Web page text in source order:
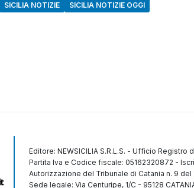
SICILIA NOTIZIE SICILIA NOTIZIE OGGI
Editore: NEWSICILIA S.R.L.S. - Ufficio Registro
Partita Iva e Codice fiscale: 05162320872 -
Autorizzazione del Tribunale di Catania n. 9 del
Sede legale: Via Centuripe, 1/C - 95128